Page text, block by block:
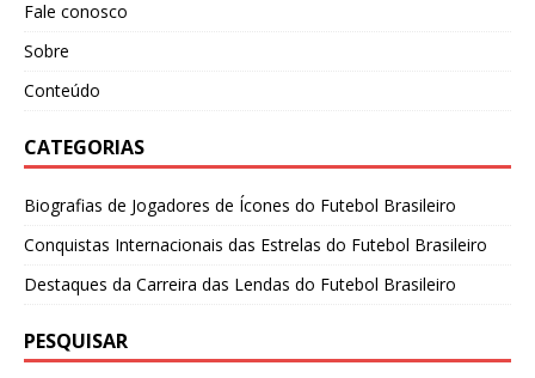
Fale conosco
Sobre
Conteúdo
CATEGORIAS
Biografias de Jogadores de Ícones do Futebol Brasileiro
Conquistas Internacionais das Estrelas do Futebol Brasileiro
Destaques da Carreira das Lendas do Futebol Brasileiro
PESQUISAR